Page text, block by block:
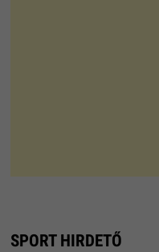
SPORT HIRDETŐ